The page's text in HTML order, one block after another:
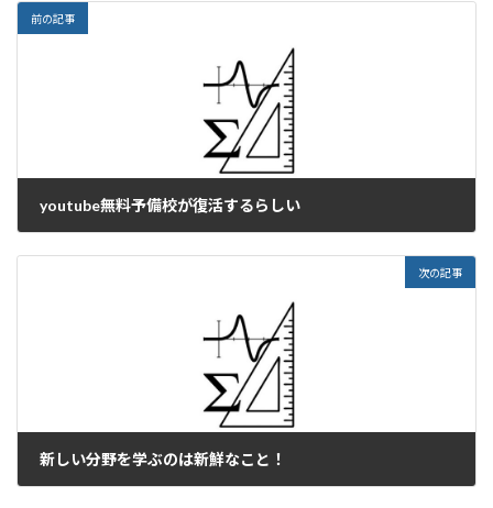
前の記事
youtube無料予備校が復活するらしい
次の記事
新しい分野を学ぶのは新鮮なこと！